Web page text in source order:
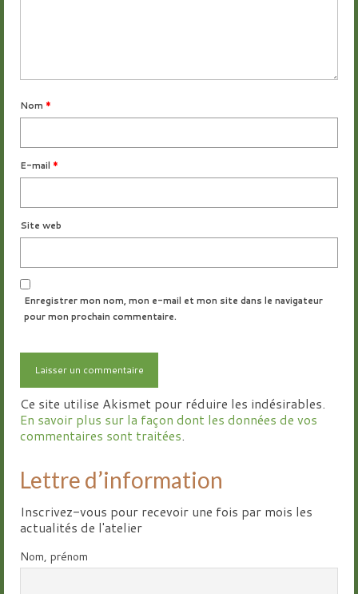
Nom *
E-mail *
Site web
Enregistrer mon nom, mon e-mail et mon site dans le navigateur
pour mon prochain commentaire.
Ce site utilise Akismet pour réduire les indésirables.
En savoir plus sur la façon dont les données de vos
commentaires sont traitées.
Lettre d’information
Inscrivez-vous pour recevoir une fois par mois les
actualités de l'atelier
Nom, prénom